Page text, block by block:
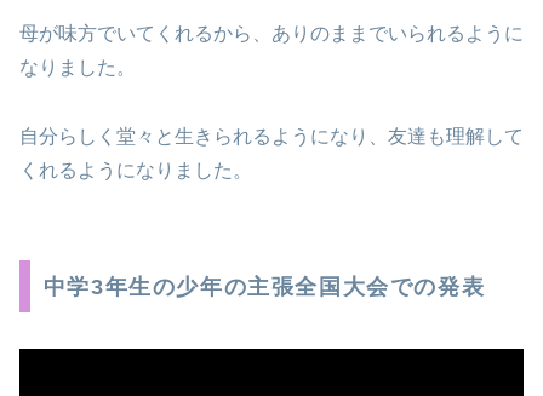
母が味方でいてくれるから、ありのままでいられるように
なりました。
自分らしく堂々と生きられるようになり、友達も理解して
くれるようになりました。
中学3年生の少年の主張全国大会での発表